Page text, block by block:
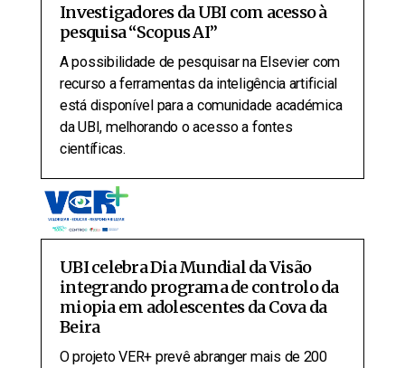
Investigadores da UBI com acesso à
pesquisa “Scopus AI”
A possibilidade de pesquisar na Elsevier com
recurso a ferramentas da inteligência artificial
está disponível para a comunidade académica
da UBI, melhorando o acesso a fontes
científicas.
UBI celebra Dia Mundial da Visão
integrando programa de controlo da
miopia em adolescentes da Cova da
Beira
O projeto VER+ prevê abranger mais de 200